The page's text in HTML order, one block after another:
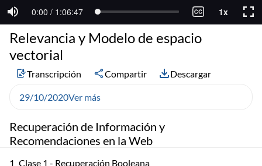
Recuperación de Información y
Recomendaciones en la Web
1 Clase 1 - Recuperación Booleana
Relevancia y Modelo de espacio
vectorial
Transcripción Compartir Descargar
29/10/2020Ver más